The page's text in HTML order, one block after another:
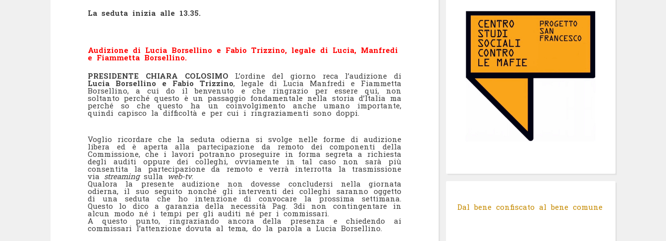
La seduta inizia alle 13.35.
Audizione di Lucia Borsellino e Fabio Trizzino, legale di Lucia, Manfredi
e Fiammetta Borsellino.
PRESIDENTE CHIARA COLOSIMO L’ordine del giorno reca l’audizione di
Lucia Borsellino e Fabio Trizzino, legale di Lucia Manfredi e Fiammetta
Borsellino, a cui do il benvenuto e che ringrazio per essere qui, non
soltanto perché questo è un passaggio fondamentale nella storia d’Italia ma
perché so che questo ha un coinvolgimento anche umano importante,
quindi capisco la difficoltà e per cui i ringraziamenti sono doppi.
Voglio ricordare che la seduta odierna si svolge nelle forme di audizione
libera ed è aperta alla partecipazione da remoto dei componenti della
Commissione, che i lavori potranno proseguire in forma segreta a richiesta
degli auditi oppure dei colleghi, ovviamente in tal caso non sarà più
consentita la partecipazione da remoto e verrà interrotta la trasmissione
via streamingsulla web-tv.
Qualora la presente audizione non dovesse concludersi nella giornata
odierna, il suo seguito nonché gli interventi dei colleghi saranno oggetto
di una seduta che ho intenzione di convocare la prossima settimana.
Questo lo dico a garanzia della necessità Pag. 3di non contingentare in
alcun modo né i tempi per gli auditi né per i commissari.
A questo punto, ringraziando ancora della presenza e chiedendo ai
commissari l’attenzione dovuta al tema, do la parola a Lucia Borsellino.
Dal bene confiscato al bene comune